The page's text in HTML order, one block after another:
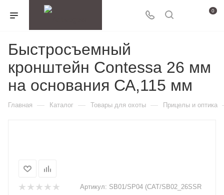
0
Быстросъемный
кронштейн Contessa 26 мм
на основания СА,115 мм
Главная — Каталог — Товары для охоты — Прицелы и оптика
Артикул: SB01/SP04 (CAT/SB02_26SSR